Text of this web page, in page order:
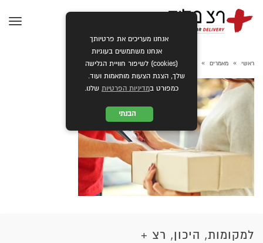
ראשי » מאמרים » שליחויות בחגים »
mediapic
למקומות, היכון, רצ +
אנחנו מעריכים את פרטיותך
אנחנו משתמשים בעוגיות
(cookies) לשיפור חוויית הגלישה
שלך, הצגת הצעות מותאמות ועוד.
כמפורט במדיניות הפרטיות שלנו.
הבנתי